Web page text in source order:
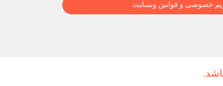
خصوصی و قوانین وبسایت